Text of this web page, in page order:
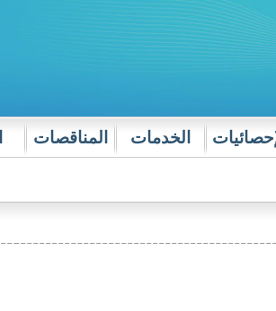
الخدمات المناقصات